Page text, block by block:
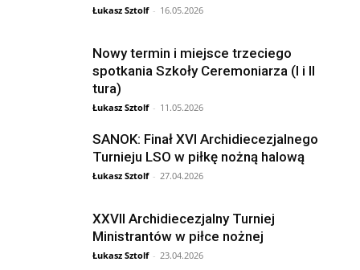
Łukasz Sztolf - 16.05.2026
Nowy termin i miejsce trzeciego
spotkania Szkoły Ceremoniarza (I i II
tura)
Łukasz Sztolf - 11.05.2026
SANOK: Finał XVI Archidiecezjalnego
Turnieju LSO w piłkę nożną halową
Łukasz Sztolf - 27.04.2026
XXVII Archidiecezjalny Turniej
Ministrantów w piłce nożnej
Łukasz Sztolf - 23.04.2026